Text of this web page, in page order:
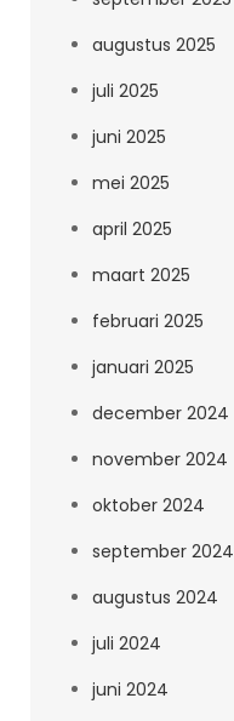
augustus 2025
juli 2025
juni 2025
mei 2025
april 2025
maart 2025
februari 2025
januari 2025
december 2024
november 2024
oktober 2024
september 2024
augustus 2024
juli 2024
juni 2024